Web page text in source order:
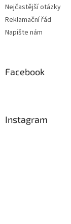
Nejčastější otázky
Reklamační řád
Napište nám
Facebook
Instagram